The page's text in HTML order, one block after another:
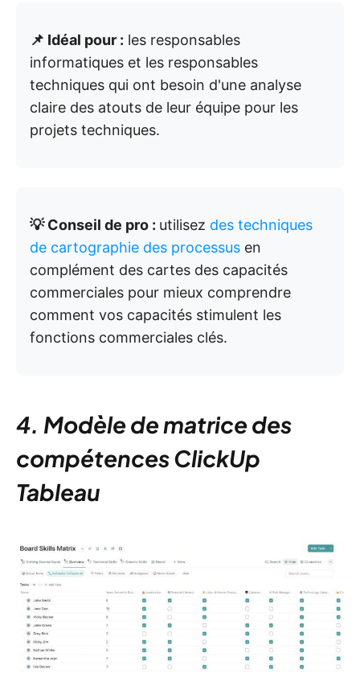
📌 Idéal pour : les responsables
informatiques et les responsables
techniques qui ont besoin d'une analyse
claire des atouts de leur équipe pour les
projets techniques.
💡 Conseil de pro : utilisez des techniques
de cartographie des processus en
complément des cartes des capacités
commerciales pour mieux comprendre
comment vos capacités stimulent les
fonctions commerciales clés.
4. Modèle de matrice des
compétences ClickUp
Tableau